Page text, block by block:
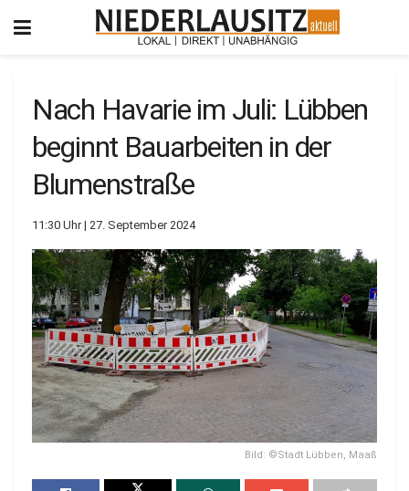
Nach Havarie im Juli: Lübben
beginnt Bauarbeiten in der
Blumenstraße
11:30 Uhr | 27. September 2024
Bild: ©Stadt Lübben, Maaß